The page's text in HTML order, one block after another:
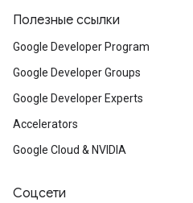
Полезные ссылки
Google Developer Program
Google Developer Groups
Google Developer Experts
Accelerators
Google Cloud & NVIDIA
Соцсети